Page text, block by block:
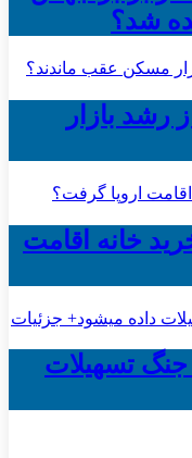
شد؟
رشد بازار
خانه اقامت
جنگ تسهیلات